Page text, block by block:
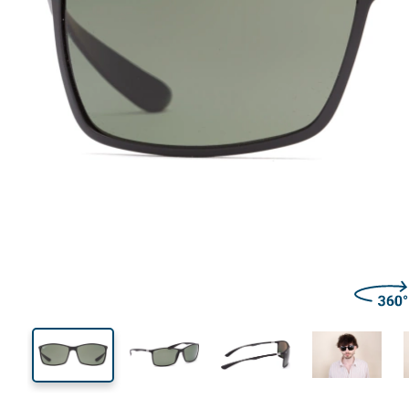
44 mm
Visina leće Širina leće